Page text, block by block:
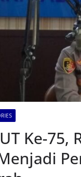
Ke-75,